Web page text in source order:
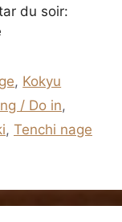
du soir:
, Kokyu
/ Do in,
, Tenchi nage